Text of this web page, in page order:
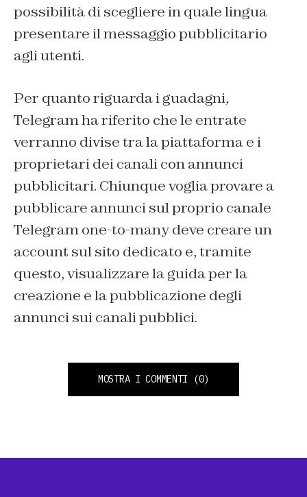
possibilità di scegliere in quale lingua
presentare il messaggio pubblicitario
agli utenti.
Per quanto riguarda i guadagni,
Telegram ha riferito che le entrate
verranno divise tra la piattaforma e i
proprietari dei canali con annunci
pubblicitari. Chiunque voglia provare a
pubblicare annunci sul proprio canale
Telegram one-to-many deve creare un
account sul sito dedicato e, tramite
questo, visualizzare la guida per la
creazione e la pubblicazione degli
annunci sui canali pubblici.
MOSTRA I COMMENTI (0)